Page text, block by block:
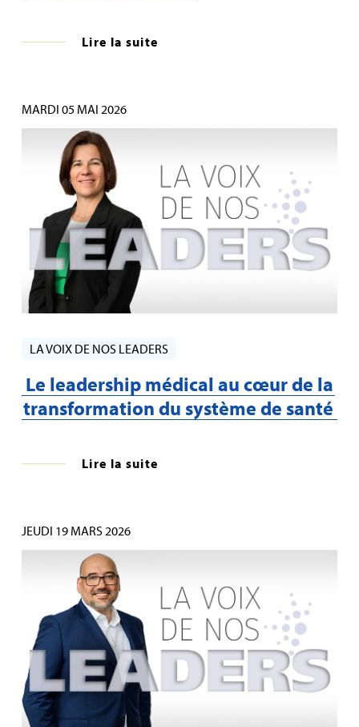
Lire la suite
MARDI 05 MAI 2026
LA VOIX DE NOS LEADERS
Le leadership médical au cœur de la
transformation du système de santé
Lire la suite
JEUDI 19 MARS 2026